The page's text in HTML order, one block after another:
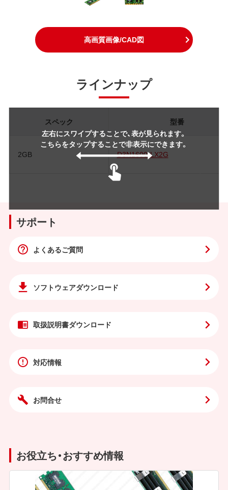
高画質画像/CAD図
ラインナップ
左右にスワイプすることで、表が見られます。
こちらをタップすることで非表示にできます。
スペック 型番
2GB D3N1600-LX2G
サポート
よくあるご質問
ソフトウェアダウンロード
取扱説明書ダウンロード
対応情報
お問合せ
お役立ち・おすすめ情報